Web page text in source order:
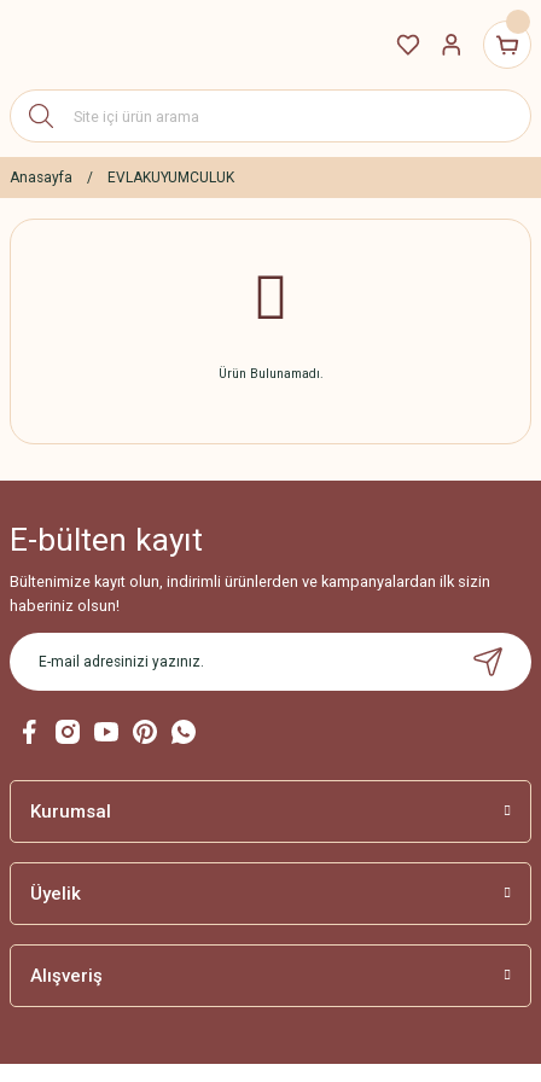
Anasayfa EVLAKUYUMCULUK
Ürün Bulunamadı.
E-bülten kayıt
Bültenimize kayıt olun, indirimli ürünlerden ve kampanyalardan ilk sizin
haberiniz olsun!
Kurumsal
Üyelik
Alışveriş